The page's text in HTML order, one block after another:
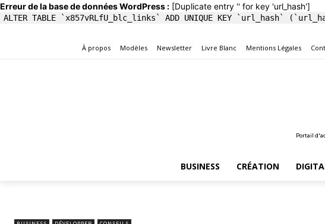
Erreur de la base de données WordPress : [Duplicate entry '' for key 'url_hash']
ALTER TABLE `x857vRLfU_blc_links` ADD UNIQUE KEY `url_hash`
À propos Modèles Newsletter Livre Blanc Mentions Légales
Portail
BUSINESS CRÉATION